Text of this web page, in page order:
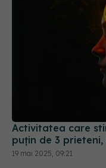
Activitatea care
puțin de 3 prieteni,
19 mai 2025, 09:21